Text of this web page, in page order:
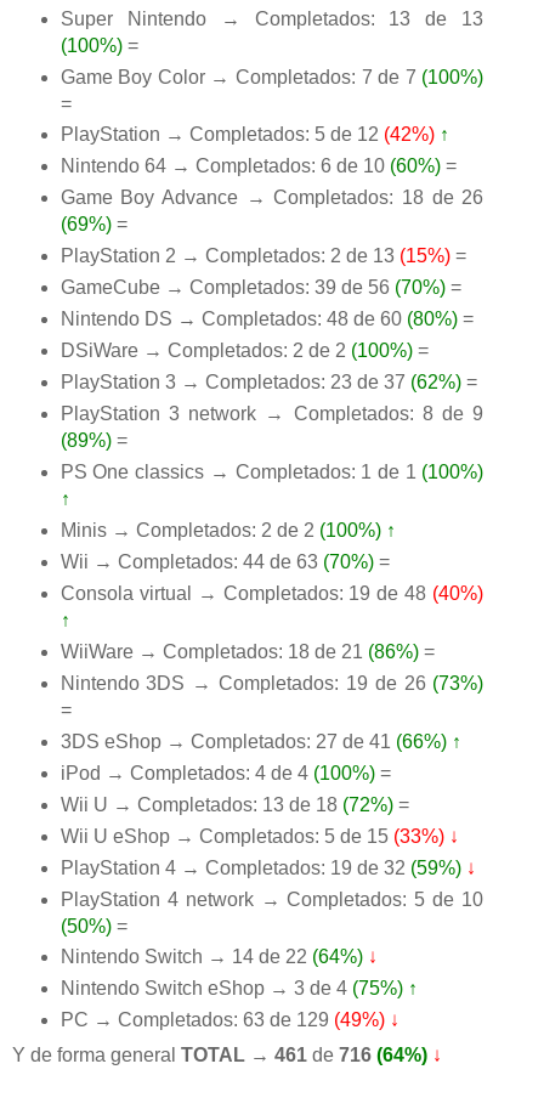
Super Nintendo → Completados: 13 de 13
(100%)=
Game Boy Color → Completados: 7 de 7 (100%)
=
PlayStation → Completados: 5 de 12 (42%) ↑
Nintendo 64 → Completados: 6 de 10 (60%)=
Game Boy Advance → Completados: 18 de 26
(69%)=
PlayStation 2 → Completados: 2 de 13 (15%)=
GameCube → Completados: 39 de 56 (70%)=
Nintendo DS → Completados: 48 de 60 (80%)=
DSiWare → Completados: 2 de 2 (100%)=
PlayStation 3 → Completados: 23 de 37 (62%)=
PlayStation 3 network → Completados: 8 de 9
(89%)=
PS One classics → Completados: 1 de 1 (100%)
↑
Minis → Completados: 2 de 2 (100%) ↑
Wii → Completados: 44 de 63 (70%)=
Consola virtual → Completados: 19 de 48 (40%)
↑
WiiWare → Completados: 18 de 21 (86%)=
Nintendo 3DS → Completados: 19 de 26 (73%)
=
3DS eShop → Completados: 27 de 41 (66%) ↑
iPod → Completados: 4 de 4 (100%)=
Wii U → Completados: 13 de 18 (72%)=
Wii U eShop → Completados: 5 de 15 (33%) ↓
PlayStation 4 → Completados: 19 de 32 (59%) ↓
PlayStation 4 network → Completados: 5 de 10
(50%)=
Nintendo Switch → 14 de 22 (64%) ↓
Nintendo Switch eShop → 3 de 4 (75%) ↑
PC → Completados: 63 de 129 (49%) ↓
Y de forma general TOTAL → 461 de 716 (64%) ↓